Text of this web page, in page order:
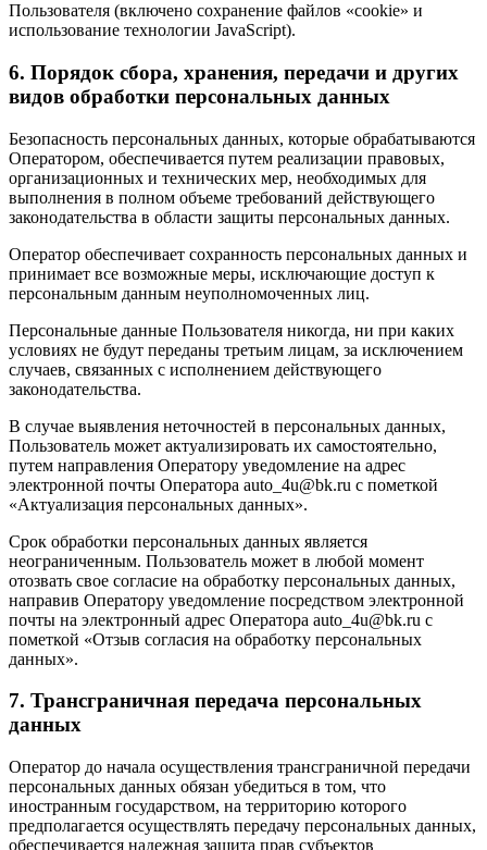
Пользователя (включено сохранение файлов «cookie» и
использование технологии JavaScript).
6. Порядок сбора, хранения, передачи и других
видов обработки персональных данных
Безопасность персональных данных, которые обрабатываются
Оператором, обеспечивается путем реализации правовых,
организационных и технических мер, необходимых для
выполнения в полном объеме требований действующего
законодательства в области защиты персональных данных.
Оператор обеспечивает сохранность персональных данных и
принимает все возможные меры, исключающие доступ к
персональным данным неуполномоченных лиц.
Персональные данные Пользователя никогда, ни при каких
условиях не будут переданы третьим лицам, за исключением
случаев, связанных с исполнением действующего
законодательства.
В случае выявления неточностей в персональных данных,
Пользователь может актуализировать их самостоятельно,
путем направления Оператору уведомление на адрес
электронной почты Оператора auto_4u@bk.ru с пометкой
«Актуализация персональных данных».
Срок обработки персональных данных является
неограниченным. Пользователь может в любой момент
отозвать свое согласие на обработку персональных данных,
направив Оператору уведомление посредством электронной
почты на электронный адрес Оператора auto_4u@bk.ru с
пометкой «Отзыв согласия на обработку персональных
данных».
7. Трансграничная передача персональных
данных
Оператор до начала осуществления трансграничной передачи
персональных данных обязан убедиться в том, что
иностранным государством, на территорию которого
предполагается осуществлять передачу персональных данных,
обеспечивается надежная защита прав субъектов